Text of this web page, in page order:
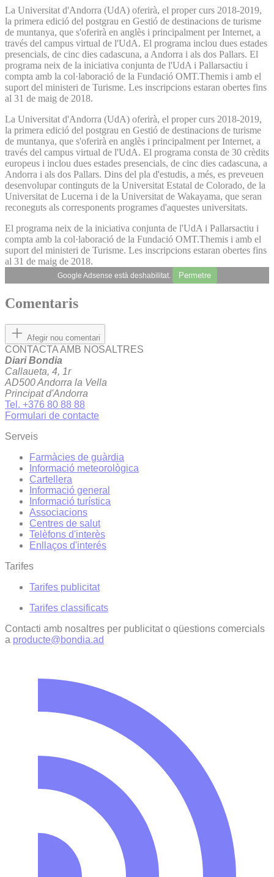
La Universitat d'Andorra (UdA) oferirà, el proper curs 2018-2019,
la primera edició del postgrau en Gestió de destinacions de turisme
de muntanya, que s'oferirà en anglès i principalment per Internet, a
través del campus virtual de l'UdA. El programa inclou dues estades
presencials, de cinc dies cadascuna, a Andorra i als dos Pallars. El
programa neix de la iniciativa conjunta de l'UdA i Pallarsactiu i
compta amb la col·laboració de la Fundació OMT.Themis i amb el
suport del ministeri de Turisme. Les inscripcions estaran obertes fins
al 31 de maig de 2018.
La Universitat d'Andorra (UdA) oferirà, el proper curs 2018-2019,
la primera edició del postgrau en Gestió de destinacions de turisme
de muntanya, que s'oferirà en anglès i principalment per Internet, a
través del campus virtual de l'UdA. El programa consta de 30 crèdits
europeus i inclou dues estades presencials, de cinc dies cadascuna, a
Andorra i als dos Pallars. Dins del pla d'estudis, a més, es preveuen
desenvolupar continguts de la Universitat Estatal de Colorado, de la
Universitat de Lucerna i de la Universitat de Wakayama, que seran
reconeguts als corresponents programes d'aquestes universitats.
El programa neix de la iniciativa conjunta de l'UdA i Pallarsactiu i
compta amb la col·laboració de la Fundació OMT.Themis i amb el
suport del ministeri de Turisme. Les inscripcions estaran obertes fins
al 31 de maig de 2018.
Google Adsense està deshabilitat. Permetre
Comentaris
Afegir nou comentari
CONTACTA AMB NOSALTRES
Diari Bondia
Callaueta, 4, 1r
AD500 Andorra la Vella
Principat d'Andorra
Tel. +376 80 88 88
Formulari de contacte
Serveis
Farmàcies de guàrdia
Informació meteorològica
Cartellera
Informació general
Informació turística
Associacions
Centres de salut
Telèfons d'interès
Enllaços d'interés
Tarifes
Tarifes publicitat
Tarifes classificats
Contacti amb nosaltres per publicitat o qüestions comercials
a producte@bondia.ad